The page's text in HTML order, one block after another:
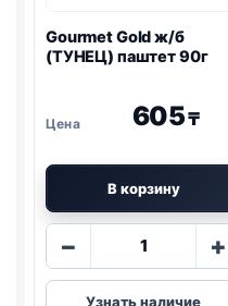
Gourmet Gold ж/б
(ТУНЕЦ) паштет 90г
605₸
В корзину
−
Количество
Gourmet
+
Узнать наличие